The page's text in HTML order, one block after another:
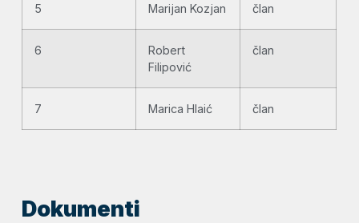
5 Marijan Kozjan član
6
Robert
Filipović
član
7 Marica Hlaić član
Dokumenti